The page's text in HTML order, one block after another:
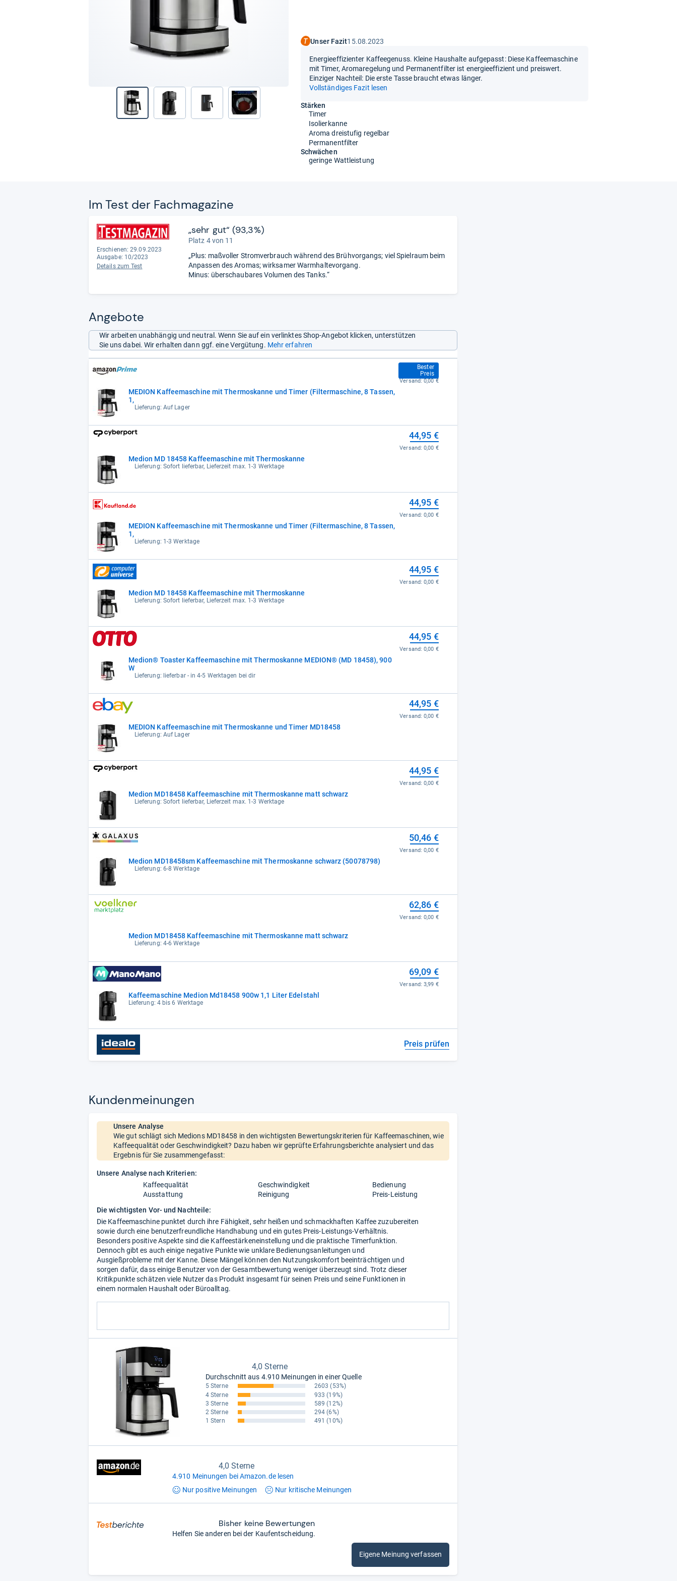
nächste
Unser Fazit15.08.2023
Energieeffizienter Kaffeegenuss. Kleine Haushalte aufgepasst: Diese Kaffeemaschine
mit Timer, Aromaregelung und Permanentfilter ist energieeffizient und preiswert.
Einziger Nachteil: Die erste Tasse braucht etwas länger.
Vollständiges Fazit lesen
Stärken
Timer
Isolierkanne
Aroma dreistufig regelbar
Permanentfilter
Schwächen
geringe Wattleistung
Im Test der Fach­ma­ga­zine
Erschienen: 29.09.2023
Ausgabe: 10/2023
Details zum Test
„sehr gut“ (93,3%)
Platz 4 von 11
„Plus: maßvoller Stromverbrauch während des Brühvorgangs; viel Spielraum beim
Anpassen des Aromas; wirksamer Warmhaltevorgang.
Minus: überschaubares Volumen des Tanks.“
Angebote
Wir arbeiten unabhängig und neutral. Wenn Sie auf ein verlinktes Shop-Angebot klicken, unterstützen
Sie uns dabei. Wir erhalten dann ggf. eine Vergütung. Mehr erfahren
MEDION Kaffeemaschine mit Thermoskanne und Timer (Filtermaschine, 8 Tassen,
1,
Lieferung: Auf Lager
Bester
Preis
44,94 €
Versand:0,00 €
Medion MD 18458 Kaffeemaschine mit Thermoskanne
Lieferung: Sofort lieferbar, Lieferzeit max. 1-3 Werktage
44,95 €
Versand:0,00 €
MEDION Kaffeemaschine mit Thermoskanne und Timer (Filtermaschine, 8 Tassen,
1,
Lieferung: 1-3 Werktage
44,95 €
Versand:0,00 €
Medion MD 18458 Kaffeemaschine mit Thermoskanne
Lieferung: Sofort lieferbar, Lieferzeit max. 1-3 Werktage
44,95 €
Versand:0,00 €
Medion® Toaster Kaffeemaschine mit Thermoskanne MEDION® (MD 18458), 900
W
Lieferung: lieferbar - in 4-5 Werktagen bei dir
44,95 €
Versand:0,00 €
MEDION Kaffeemaschine mit Thermoskanne und Timer MD18458
Lieferung: Auf Lager
44,95 €
Versand:0,00 €
Medion MD18458 Kaffeemaschine mit Thermoskanne matt schwarz
Lieferung: Sofort lieferbar, Lieferzeit max. 1-3 Werktage
44,95 €
Versand:0,00 €
Medion MD18458sm Kaffeemaschine mit Thermoskanne schwarz (50078798)
Lieferung: 6-8 Werktage
50,46 €
Versand:0,00 €
Medion MD18458 Kaffeemaschine mit Thermoskanne matt schwarz
Lieferung: 4-6 Werktage
62,86 €
Versand:0,00 €
Kaffeemaschine Medion Md18458 900w 1,1 Liter Edelstahl
Lieferung: 4 bis 6 Werktage
69,09 €
Versand:3,99 €
Preis prüfen
Kun­den­mei­nun­gen
Unsere Analyse
Wie gut schlägt sich Medions MD18458 in den wichtigsten Bewertungskriterien für Kaffeemaschinen, wie
Kaffeequalität oder Geschwindigkeit? Dazu haben wir geprüfte Erfahrungsberichte analysiert und das
Ergebnis für Sie zusammengefasst:
Unsere Analyse nach Kriterien:
Kaffeequalität
Geschwindigkeit
Bedienung
Ausstattung
Reinigung
Preis-Leistung
Die wichtigsten Vor- und Nachteile:
Die Kaffeemaschine punktet durch ihre Fähigkeit, sehr heißen und schmackhaften Kaffee zuzubereiten
sowie durch eine benutzerfreundliche Handhabung und ein gutes Preis-Leistungs-Verhältnis.
Besonders positive Aspekte sind die Kaffeestärkeneinstellung und die praktische Timerfunktion.
Dennoch gibt es auch einige negative Punkte wie unklare Bedienungsanleitungen und
Ausgießprobleme mit der Kanne. Diese Mängel können den Nutzungskomfort beeinträchtigen und
sorgen dafür, dass einige Benutzer von der Gesamtbewertung weniger überzeugt sind. Trotz dieser
Kritikpunkte schätzen viele Nutzer das Produkt insgesamt für seinen Preis und seine Funktionen in
einem normalen Haushalt oder Büroalltag.
4,0 Sterne
Durchschnitt aus 4.910 Meinungen in einer Quelle
5 Sterne 2603 (53%)
4 Sterne
933 (19%)
3 Sterne
589 (12%)
2 Sterne
294 (6%)
1 Stern
491 (10%)
4,0 Sterne
4.910 Meinungen bei Amazon.de lesen
Nur positive Meinungen Nur kritische Meinungen
Bisher keine Bewertungen
Helfen Sie anderen bei der Kaufentscheidung.
Eigene Meinung verfassen